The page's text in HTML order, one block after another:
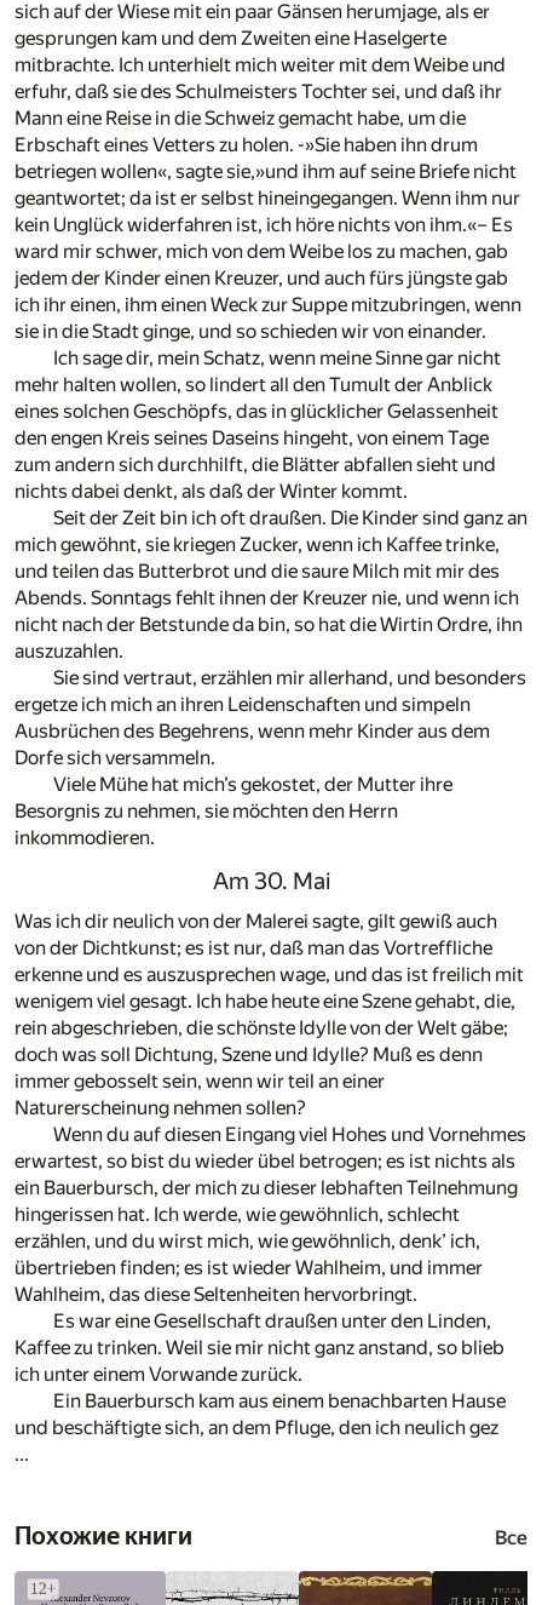
sich auf der Wiese mit ein paar Gänsen herumjage, als er
gesprungen kam und dem Zweiten eine Haselgerte
mitbrachte. Ich unterhielt mich weiter mit dem Weibe und
erfuhr, daß sie des Schulmeisters Tochter sei, und daß ihr
Mann eine Reise in die Schweiz gemacht habe, um die
Erbschaft eines Vetters zu holen. -»Sie haben ihn drum
betriegen wollen«, sagte sie,»und ihm auf seine Briefe nicht
geantwortet; da ist er selbst hineingegangen. Wenn ihm nur
kein Unglück widerfahren ist, ich höre nichts von ihm.«– Es
ward mir schwer, mich von dem Weibe los zu machen, gab
jedem der Kinder einen Kreuzer, und auch fürs jüngste gab
ich ihr einen, ihm einen Weck zur Suppe mitzubringen, wenn
sie in die Stadt ginge, und so schieden wir von einander.
Ich sage dir, mein Schatz, wenn meine Sinne gar nicht
mehr halten wollen, so lindert all den Tumult der Anblick
eines solchen Geschöpfs, das in glücklicher Gelassenheit
den engen Kreis seines Daseins hingeht, von einem Tage
zum andern sich durchhilft, die Blätter abfallen sieht und
nichts dabei denkt, als daß der Winter kommt.
Seit der Zeit bin ich oft draußen. Die Kinder sind ganz an
mich gewöhnt, sie kriegen Zucker, wenn ich Kaffee trinke,
und teilen das Butterbrot und die saure Milch mit mir des
Abends. Sonntags fehlt ihnen der Kreuzer nie, und wenn ich
nicht nach der Betstunde da bin, so hat die Wirtin Ordre, ihn
auszuzahlen.
Sie sind vertraut, erzählen mir allerhand, und besonders
ergetze ich mich an ihren Leidenschaften und simpeln
Ausbrüchen des Begehrens, wenn mehr Kinder aus dem
Dorfe sich versammeln.
Viele Mühe hat mich’s gekostet, der Mutter ihre
Besorgnis zu nehmen, sie möchten den Herrn
inkommodieren.
Am 30. Mai
Was ich dir neulich von der Malerei sagte, gilt gewiß auch
von der Dichtkunst; es ist nur, daß man das Vortreffliche
erkenne und es auszusprechen wage, und das ist freilich mit
wenigem viel gesagt. Ich habe heute eine Szene gehabt, die,
rein abgeschrieben, die schönste Idylle von der Welt gäbe;
doch was soll Dichtung, Szene und Idylle? Muß es denn
immer gebosselt sein, wenn wir teil an einer
Naturerscheinung nehmen sollen?
Wenn du auf diesen Eingang viel Hohes und Vornehmes
erwartest, so bist du wieder übel betrogen; es ist nichts als
ein Bauerbursch, der mich zu dieser lebhaften Teilnehmung
hingerissen hat. Ich werde, wie gewöhnlich, schlecht
erzählen, und du wirst mich, wie gewöhnlich, denk’ ich,
übertrieben finden; es ist wieder Wahlheim, und immer
Wahlheim, das diese Seltenheiten hervorbringt.
Es war eine Gesellschaft draußen unter den Linden,
Kaffee zu trinken. Weil sie mir nicht ganz anstand, so blieb
ich unter einem Vorwande zurück.
Ein Bauerbursch kam aus einem benachbarten Hause
und beschäftigte sich, an dem Pfluge, den ich neulich gez
...
Похожие книги Все